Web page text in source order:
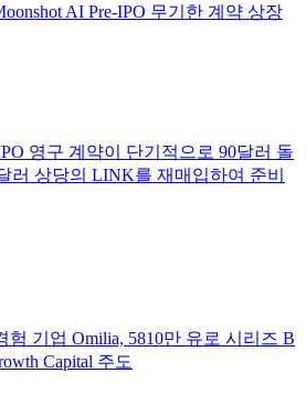
AI Pre-IPO 무기한 계약 상장
영구 계약이 단기적으로 90달러 돌
러 상당의 LINK를 재매입하여 준비
기업 Omilia, 5810만 유로 시리즈 B
Capital 주도